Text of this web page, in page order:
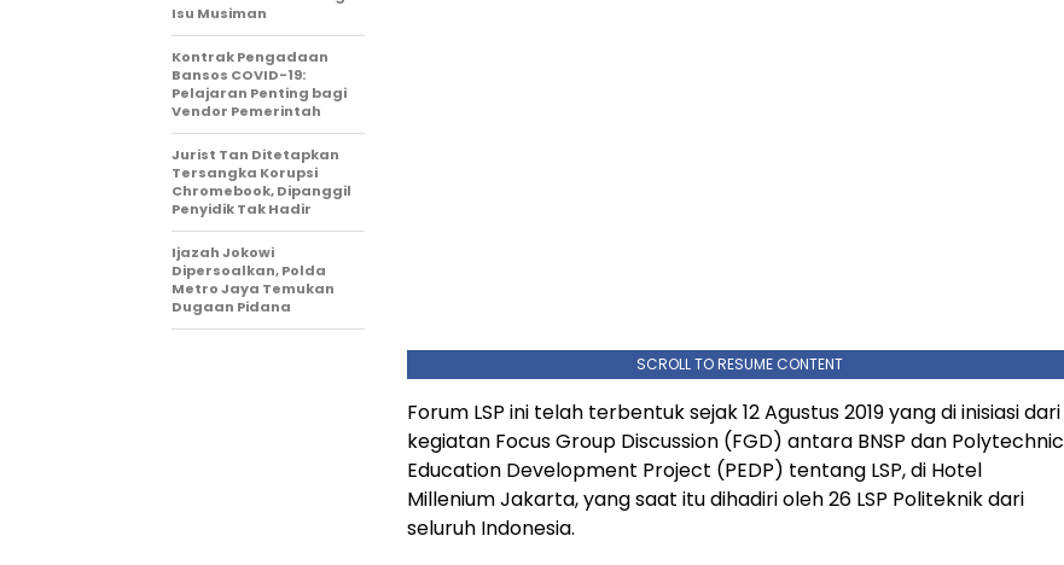
SCROLL TO RESUME CONTENT
Forum LSP ini telah terbentuk sejak 12 Agustus 2019 yang di inisiasi dari
kegiatan Focus Group Discussion (FGD) antara BNSP dan Polytechnic
Education Development Project (PEDP) tentang LSP, di Hotel
Millenium Jakarta, yang saat itu dihadiri oleh 26 LSP Politeknik dari
seluruh Indonesia.
Isu Musiman
Kontrak Pengadaan
Bansos COVID-19:
Pelajaran Penting bagi
Vendor Pemerintah
Jurist Tan Ditetapkan
Tersangka Korupsi
Chromebook, Dipanggil
Penyidik Tak Hadir
Ijazah Jokowi
Dipersoalkan, Polda
Metro Jaya Temukan
Dugaan Pidana